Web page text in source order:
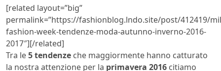
[related layout=”big”
permalink=”https://fashionblog.lndo.site/post/412419/
fashion-week-tendenze-moda-autunno-inverno-2016-
2017″][/related]
Tra le5 tendenze che maggiormente hanno catturato
la nostra attenzione per la primavera 2016 citiamo